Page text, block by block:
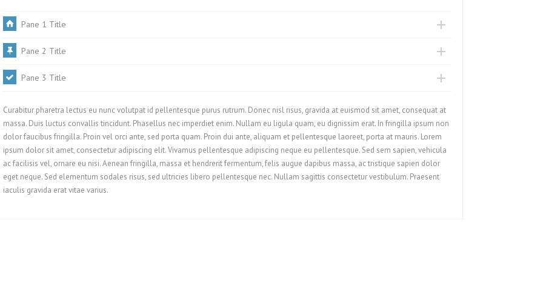
Pane 1 Title
Pane 2 Title
Pane 3 Title
Curabitur pharetra lectus eu nunc volutpat id pellentesque purus rutrum. Donec nisl risus, gravida at euismod sit amet, consequat at
massa. Duis luctus convallis tincidunt. Phasellus nec imperdiet enim. Nullam eu ligula quam, eu dignissim erat. In fringilla ipsum non
dolor faucibus fringilla. Proin vel orci ante, sed porta quam. Proin dui ante, aliquam et pellentesque laoreet, porta at mauris. Lorem
ipsum dolor sit amet, consectetur adipiscing elit. Vivamus pellentesque adipiscing neque eu pellentesque. Sed sem sapien, vehicula
ac facilisis vel, ornare eu nisi. Aenean fringilla, massa et hendrerit fermentum, felis augue dapibus massa, ac tristique sapien dolor
eget neque. Sed elementum sodales risus, sed ultricies libero pellentesque nec. Nullam sagittis consectetur vestibulum. Praesent
iaculis gravida erat vitae varius.